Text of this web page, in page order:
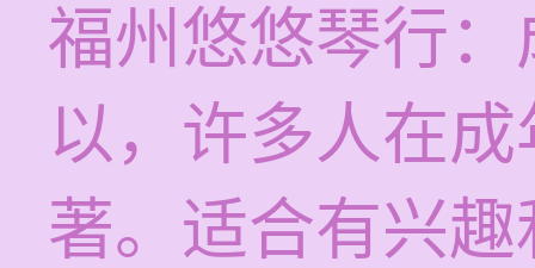
福州悠悠琴行
以，许多人在
著。适合有兴